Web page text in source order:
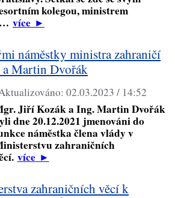
kolegou, ministrem
více►
náměstky ministra zahraničí
a Martin Dvořák
02.03.2023 / 14:52
Jiří Kozák a Ing. Martin Dvořák
dne 20.12.2021 jmenováni do
náměstka člena vlády v
zahraničních
více►
zahraničních věcí k